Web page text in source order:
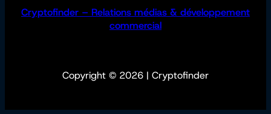
Cryptofinder – Relations médias & développement
commercial
Copyright © 2026 | Cryptofinder